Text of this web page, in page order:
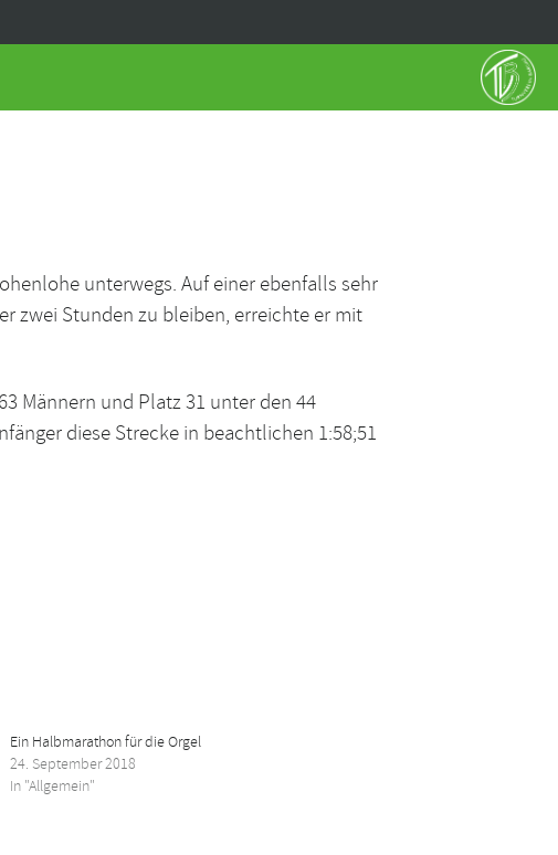
unterwegs. Auf einer ebenfalls sehr
zwei Stunden zu bleiben, erreichte er mit
Männern und Platz 31 unter den 44
diese Strecke in beachtlichen 1:58;51
Ein Halbmarathon für die Orgel
24. September 2018
In "Allgemein"